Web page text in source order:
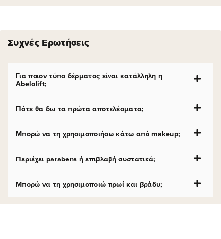
Συχνές Ερωτήσεις
Για ποιον τύπο δέρματος είναι κατάλληλη η
Abelolift;
Πότε θα δω τα πρώτα αποτελέσματα;
Μπορώ να τη χρησιμοποιήσω κάτω από makeup;
Περιέχει parabens ή επιβλαβή συστατικά;
Μπορώ να τη χρησιμοποιώ πρωί και βράδυ;